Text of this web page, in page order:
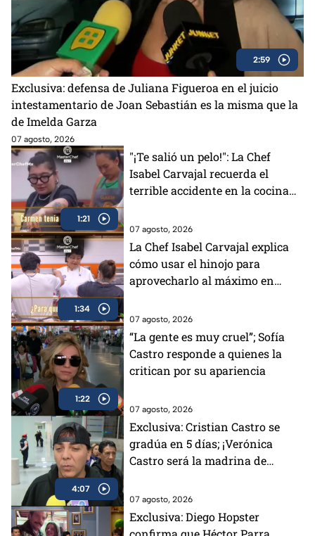
2:59
Exclusiva: defensa de Juliana Figueroa en el juicio
intestamentario de Joan Sebastián es la misma que la
de Imelda Garza
07 agosto, 2026
1:21
"¡Te salió un pelo!": La Chef
Isabel Carvajal recuerda el
terrible accidente en la cocina
(VIDEO)
07 agosto, 2026
1:34
La Chef Isabel Carvajal explica
cómo usar el hinojo para
aprovecharlo al máximo en
07 agosto, 2026
1:22
“La gente es muy cruel”; Sofía
Castro responde a quienes la
critican por su apariencia
07 agosto, 2026
4:07
Exclusiva: Cristian Castro se
gradúa en 5 días; ¡Verónica
Castro será la madrina de
07 agosto, 2026
Exclusiva: Diego Hopster